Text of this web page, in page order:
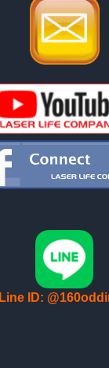
Line ID: